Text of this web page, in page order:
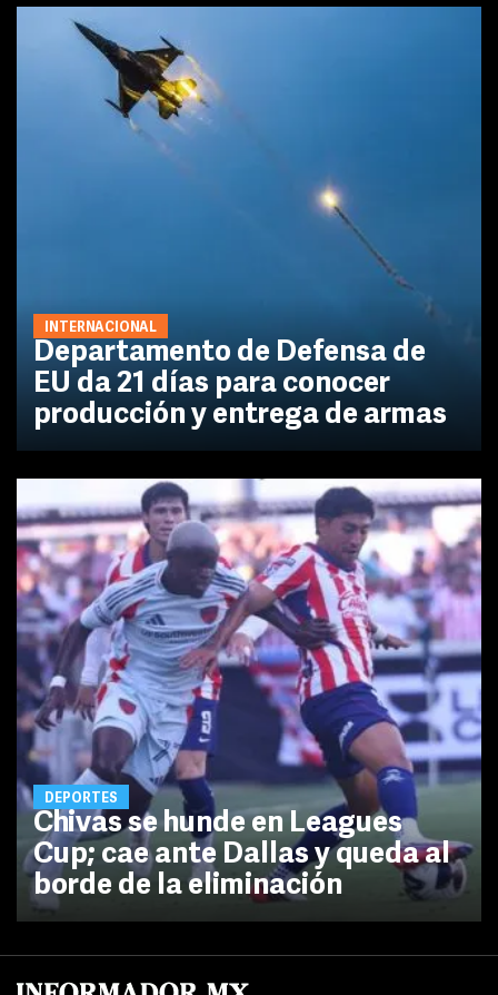
INTERNACIONAL
Departamento de Defensa de
EU da 21 días para conocer
producción y entrega de armas
DEPORTES
Chivas se hunde en Leagues
Cup; cae ante Dallas y queda al
borde de la eliminación